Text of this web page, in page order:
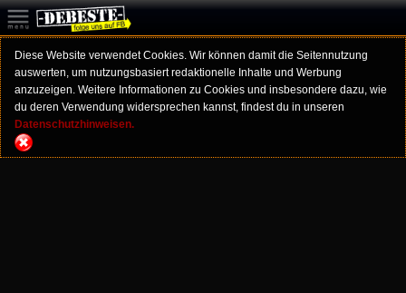
Diese Website verwendet Cookies. Wir können damit die Seitennutzung
auswerten, um nutzungsbasiert redaktionelle Inhalte und Werbung
anzuzeigen. Weitere Informationen zu Cookies und insbesondere dazu, wie
du deren Verwendung widersprechen kannst, findest du in unseren
Datenschutzhinweisen.